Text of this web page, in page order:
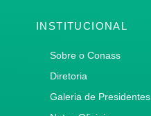
INSTITUCIONAL
Sobre o Conass
Diretoria
Galeria de Presidentes